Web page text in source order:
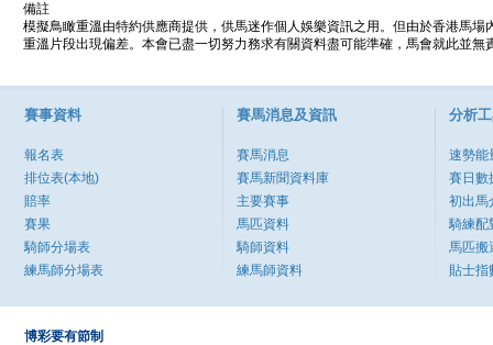
備註
模擬鳥瞰重溫由特約供應商提供，供馬迷作個人娛樂資訊之用。但由於香港馬
重溫片段出現偏差。本會已盡一切努力務求有關資料盡可能準確，馬會就此並
賽事資料
報名表
排位表(本地)
賠率
賽果
騎師分場表
練馬師分場表
賽馬消息及資訊
賽馬消息
賽馬新聞資料庫
主要賽事
馬匹資料
騎師資料
練馬師資料
分析
速勢能
賽日數
初出馬
騎練配
馬匹搬
貼士指
博彩要有節制